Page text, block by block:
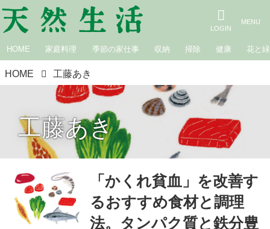
HOME 家庭料理 季節の家仕事 収納 掃除 健康 花と緑
HOME 工藤あき
工藤あき
「かくれ貧血」を改善す
るおすすめ食材と調理
法。タンパク質と鉄分豊